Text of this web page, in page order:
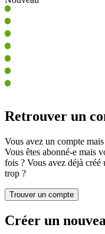
Retrouver un
Vous avez un compte
Vous êtes abonné-e mais
fois ? Vous avez déjà créé
trop ?
Créer un